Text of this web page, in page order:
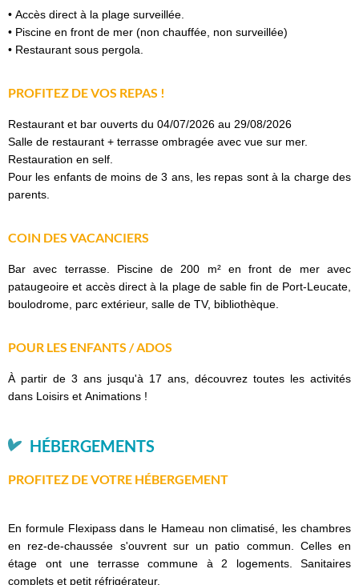
• Accès direct à la plage surveillée.
• Piscine en front de mer (non chauffée, non surveillée)
• Restaurant sous pergola.
PROFITEZ DE VOS REPAS !
Restaurant et bar ouverts du 04/07/2026 au 29/08/2026
Salle de restaurant + terrasse ombragée avec vue sur mer.
Restauration en self.
Pour les enfants de moins de 3 ans, les repas sont à la charge des
parents.
COIN DES VACANCIERS
Bar avec terrasse. Piscine de 200 m² en front de mer avec
pataugeoire et accès direct à la plage de sable fin de Port-Leucate,
boulodrome, parc extérieur, salle de TV, bibliothèque.
POUR LES ENFANTS / ADOS
À partir de 3 ans jusqu'à 17 ans, découvrez toutes les activités
dans Loisirs et Animations !
HÉBERGEMENTS
PROFITEZ DE VOTRE HÉBERGEMENT
En formule Flexipass dans le Hameau non climatisé, les chambres
en rez-de-chaussée s'ouvrent sur un patio commun. Celles en
étage ont une terrasse commune à 2 logements. Sanitaires
complets et petit réfrigérateur.